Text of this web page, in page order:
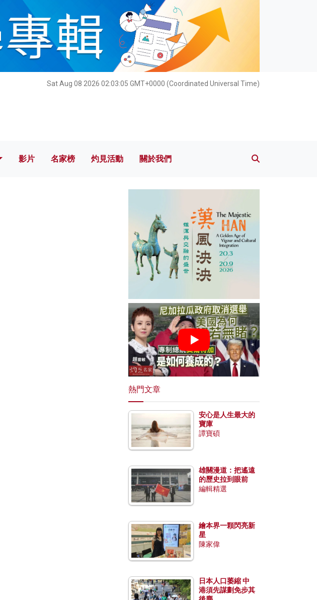
Sat Aug 08 2026 02:03:06 GMT+0000 (Coordinated Universal Time)
影片 名家榜 灼見活動 關於我們
影片 名家榜 灼見活動 關於我們
熱門文章
安心是人生最大的
寶庫
譚寶碩
雄關漫道：把遙遠
的歷史拉到眼前
編輯精選
繪本界一顆閃亮新
星
陳家偉
日本人口萎縮 中
港須先謀劃免步其